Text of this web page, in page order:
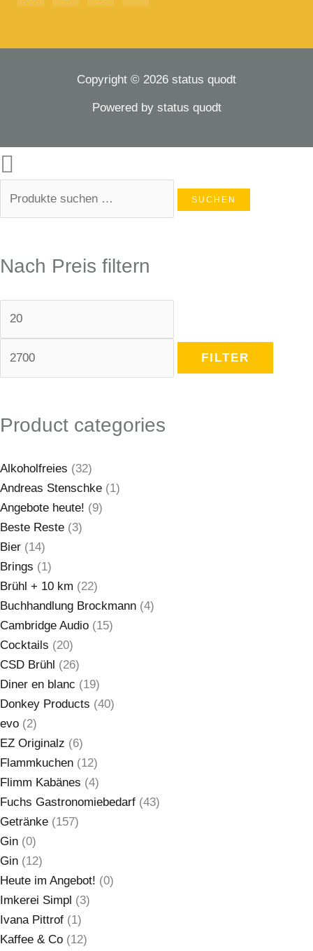
Copyright © 2026 status quodt
Powered by status quodt
SUCHEN
Nach Preis filtern
FILTER
Product categories
Alkoholfreies (32)
Andreas Stenschke (1)
Angebote heute! (9)
Beste Reste (3)
Bier (14)
Brings (1)
Brühl + 10 km (22)
Buchhandlung Brockmann (4)
Cambridge Audio (15)
Cocktails (20)
CSD Brühl (26)
Diner en blanc (19)
Donkey Products (40)
evo (2)
EZ Originalz (6)
Flammkuchen (12)
Flimm Kabänes (4)
Fuchs Gastronomiebedarf (43)
Getränke (157)
Gin (0)
Gin (12)
Heute im Angebot! (0)
Imkerei Simpl (3)
Ivana Pittrof (1)
Kaffee & Co (12)